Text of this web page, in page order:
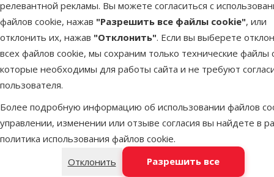
релевантной рекламы. Вы можете согласиться с
файлов cookie, нажав "Разрешить все файлы cookie", или
отклонить их, нажав "Отклонить". Если вы выберете
всех файлов cookie, мы сохраним только технические файлы
которые необходимы для работы сайта и не требуют
пользователя.
Более подробную информацию об использовании файлов
управлении, изменении или отзыве согласия вы найдете в
политика использования файлов cookie.
Отклонить
Разрешить все
Цена
39 €
Оценка
Оценка 100%
0
Оценка 80%
0
для